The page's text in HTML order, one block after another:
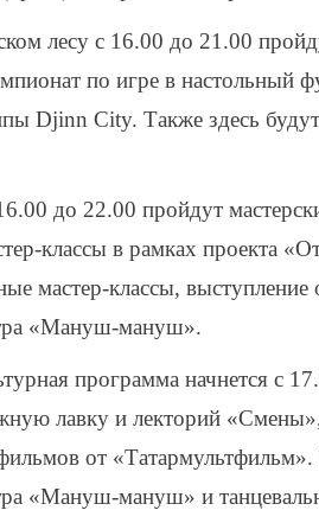
лесу с 16.00 до 21.00
по игре в настольный
Djinn City. Также здесь
до 22.00 пройдут
классы в рамках проекта
мастер-классы, выступление
«Мануш-мануш».
программа начнется с
лавку и лекторий «Смены»,
от
«Мануш-мануш» и